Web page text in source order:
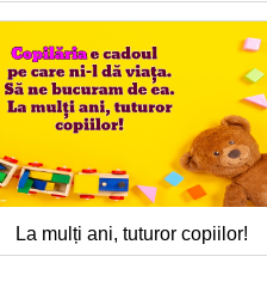
La mulți ani, tuturor copiilor!